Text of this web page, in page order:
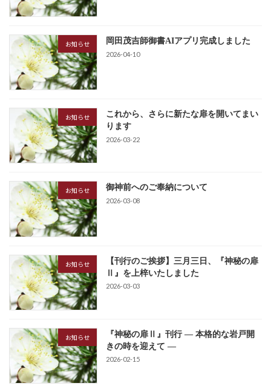
お知らせ 岡田茂吉師御書AIアプリ完成しました
2026-04-10
お知らせ
これから、さらに新たな扉を開いてまい
ります
2026-03-22
お知らせ 御神前へのご奉納について
2026-03-08
お知らせ
【刊行のご挨拶】三月三日、『神秘の扉
Ⅱ』を上梓いたしました
2026-03-03
お知らせ
『神秘の扉Ⅱ』刊行 ― 本格的な岩戸開
きの時を迎えて ―
2026-02-15